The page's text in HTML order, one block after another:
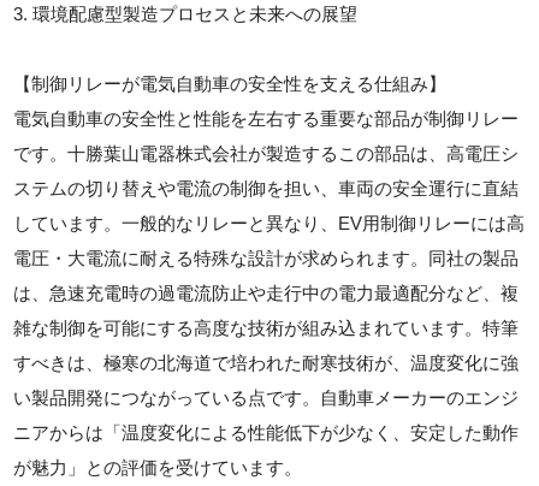
3. 環境配慮型製造プロセスと未来への展望
【制御リレーが電気自動車の安全性を支える仕組み】
電気自動車の安全性と性能を左右する重要な部品が制御リレー
です。十勝葉山電器株式会社が製造するこの部品は、高電圧シ
ステムの切り替えや電流の制御を担い、車両の安全運行に直結
しています。一般的なリレーと異なり、EV用制御リレーには高
電圧・大電流に耐える特殊な設計が求められます。同社の製品
は、急速充電時の過電流防止や走行中の電力最適配分など、複
雑な制御を可能にする高度な技術が組み込まれています。特筆
すべきは、極寒の北海道で培われた耐寒技術が、温度変化に強
い製品開発につながっている点です。自動車メーカーのエンジ
ニアからは「温度変化による性能低下が少なく、安定した動作
が魅力」との評価を受けています。